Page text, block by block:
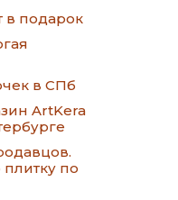
в подарок
в СПб
ArtKera
по